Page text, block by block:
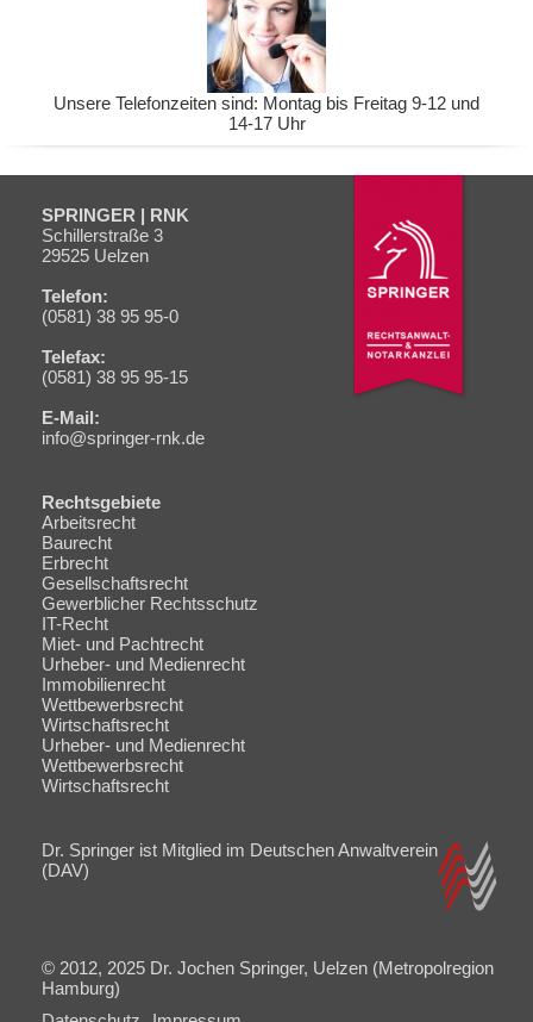
Unsere Telefonzeiten sind: Montag bis Freitag 9-12 und
14-17 Uhr
SPRINGER | RNK
Schiller­straße 3
29525 Uelzen
Telefon:
(0581) 38 95 95-0
Telefax:
(0581) 38 95 95-15
E-Mail:
info@springer-rnk.de
Rechtsgebiete
Navigation
überspringen
Arbeitsrecht
Baurecht
Erbrecht
Gesellschaftsrecht
Gewerblicher Rechtsschutz
IT-Recht
Miet- und Pachtrecht
Urheber- und Medienrecht
Immobilienrecht
Wettbewerbsrecht
Wirtschaftsrecht
Navigation
überspringen
Urheber- und Medienrecht
Wettbewerbsrecht
Wirtschaftsrecht
Dr. Springer ist Mitglied im Deutschen Anwaltverein
(DAV)
© 2012, 2025 Dr. Jochen Springer, Uelzen (Metropolregion
Hamburg)